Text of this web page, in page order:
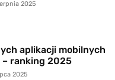
2025
aplikacji mobilnych
ranking 2025
2025